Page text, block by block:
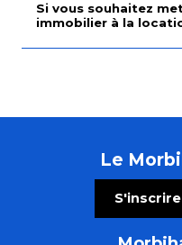
Si vous souhaitez
immobilier à la
Le